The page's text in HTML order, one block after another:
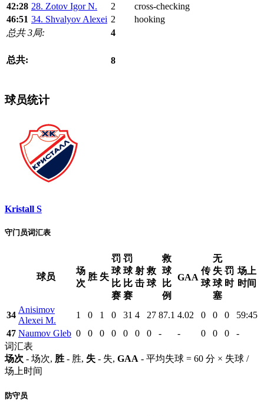
42:28 28. Zotov Igor N. 2
cross-checking
46:51 34. Shvalyov Alexei 2
hooking
总共 3局:
4
总共: 8
球员统计
Kristall S
守门员词汇表
球员
场
次
胜 失
罚
球
比
赛
罚
球
比
赛
射
击
救
球
救
球
比
例
GAA
传
球
无
失
球
塞
罚
时
场上
时间
34
Anisimov
Alexei M.
1 0 1 0 31 4 27 87.1 4.02 0 0 0
59:45
47 Naumov Gleb 0 0 0 0 0 0 0 - - 0 0 0
-
词汇表
场次 - 场次, 胜 - 胜, 失 - 失, GAA - 平均失球 = 60 分 × 失球 /
场上时间
防守员